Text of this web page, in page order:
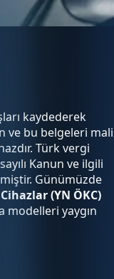
kaydederek
ve bu belgeleri mali
Türk vergi
Kanun ve ilgili
Günümüzde
(YN ÖKC)
modelleri yaygın